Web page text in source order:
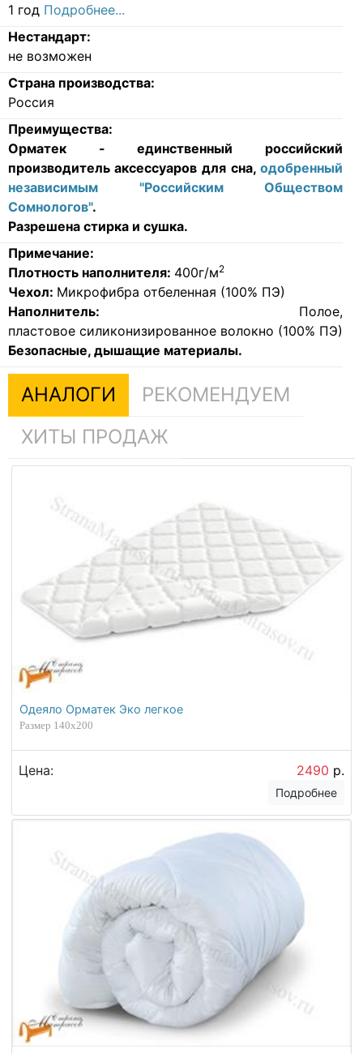
1 год Подробнее...
Нестандарт:
не возможен
Страна производства:
Россия
Преимущества:
Орматек - единственный российский
производитель аксессуаров для сна,одобренный
независимым "Российским Обществом
Сомнологов".
Разрешена стирка и сушка.
Примечание:
Плотность наполнителя: 400г/м2
Чехол: Микрофибра отбеленная (100% ПЭ)
Наполнитель: Полое,
пластовое силиконизированное волокно (100% ПЭ)
Безопасные, дышащие материалы.
АНАЛОГИ
РЕКОМЕНДУЕМ
ХИТЫ ПРОДАЖ
Одеяло Орматек Эко легкое
Размер 140х200
Цена: 2490 р.
Подробнее